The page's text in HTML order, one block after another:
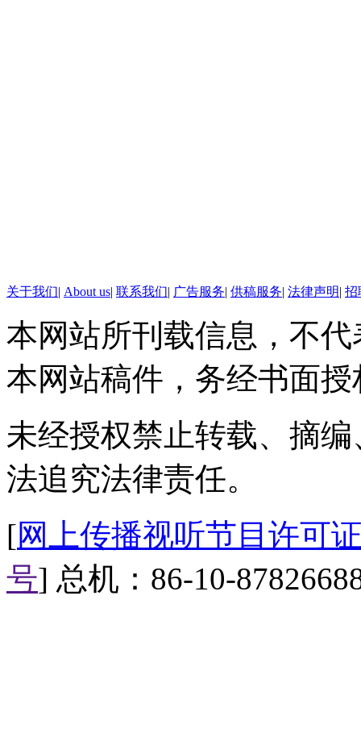
英国大男孩里奥托从南极洲
斤的雪橇在风雪中行走18天，
的最年轻男子纪录。沿途他还
【澳洲薰衣草小熊假货丛生
放进微波炉叮一叮，小熊能
款来自澳洲塔斯马尼亚庄园的
马尼亚庄园表示，小熊在原产
而市面上大肆横行的很可能出
【最奇葩电子货币狗币诞生
关于我们| About us| 联系我们| 广告服务| 供稿服务| 法律声明| 招
本网站所刊载信息，不
本网站稿件，务经书面授
未经授权禁止转载、摘
法追究法律责任。
[网上传播视听节目许可
号] 总机：86-10-